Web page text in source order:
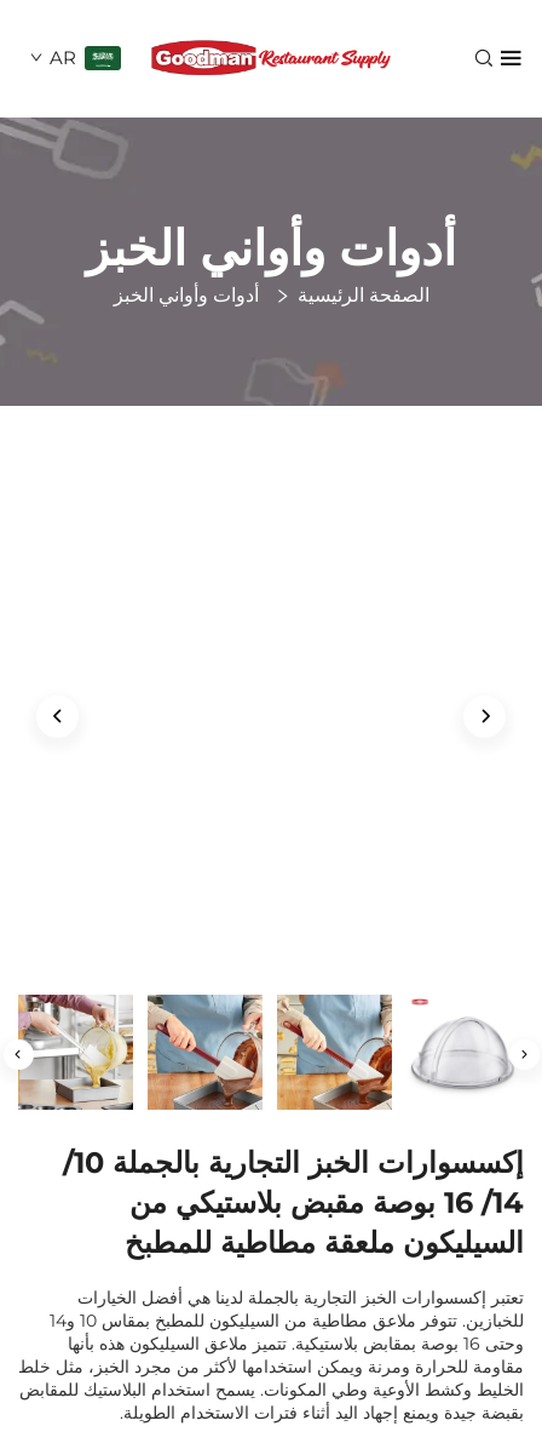
AR
وأواني الخبز
الصفحة الرئيسية أدوات وأواني الخبز
إكسسوارات الخبز التجارية بالجملة 10/
14/ 16 بوصة مقبض بلاستيكي من
ملعقة مطاطية للمطبخ
الخبز التجارية بالجملة لدينا هي أفضل الخيارات
للخبازين. تتوفر ملاعق مطاطية من السيليكون للمطبخ بمقاس 10 و14
16 بوصة بمقابض بلاستيكية. تتميز ملاعق السيليكون هذه بأنها
ومرنة ويمكن استخدامها لأكثر من مجرد الخبز، مثل خلط
الأوعية وطي المكونات. يسمح استخدام البلاستيك للمقابض
إجهاد اليد أثناء فترات الاستخدام الطويلة.